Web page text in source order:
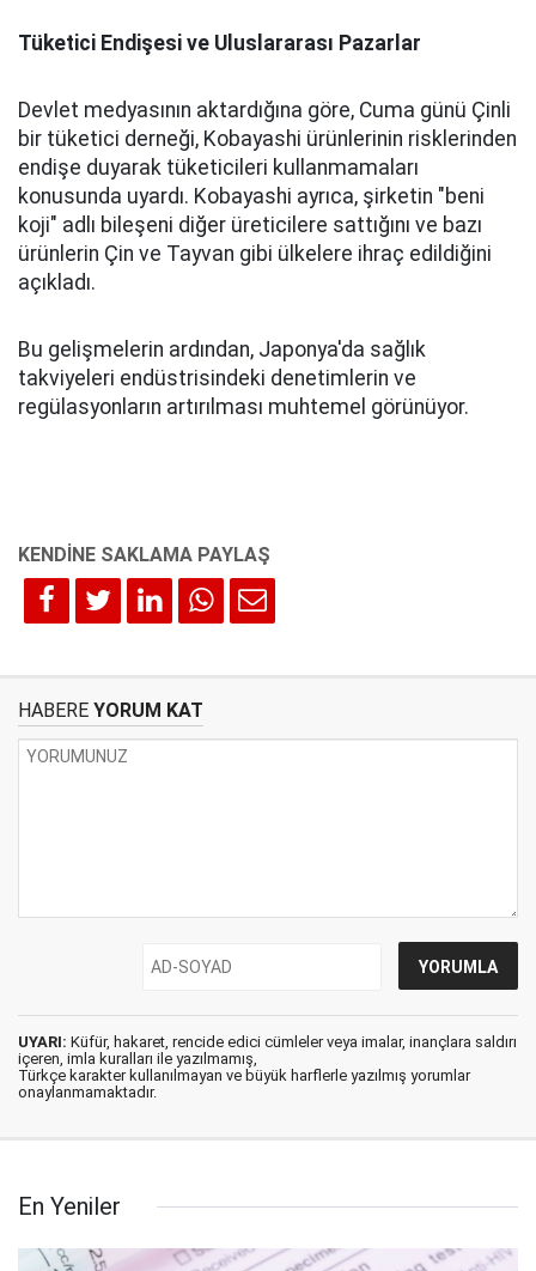
Tüketici Endişesi ve Uluslararası Pazarlar
Devlet medyasının aktardığına göre, Cuma günü Çinli
bir tüketici derneği, Kobayashi ürünlerinin risklerinden
endişe duyarak tüketicileri kullanmamaları
konusunda uyardı. Kobayashi ayrıca, şirketin "beni
koji" adlı bileşeni diğer üreticilere sattığını ve bazı
ürünlerin Çin ve Tayvan gibi ülkelere ihraç edildiğini
açıkladı.
Bu gelişmelerin ardından, Japonya'da sağlık
takviyeleri endüstrisindeki denetimlerin ve
regülasyonların artırılması muhtemel görünüyor.
HABERE YORUM KAT
UYARI: Küfür, hakaret, rencide edici cümleler veya imalar, inançlara saldırı
içeren, imla kuralları ile yazılmamış,
Türkçe karakter kullanılmayan ve büyük harflerle yazılmış yorumlar
onaylanmamaktadır.
En Yeniler